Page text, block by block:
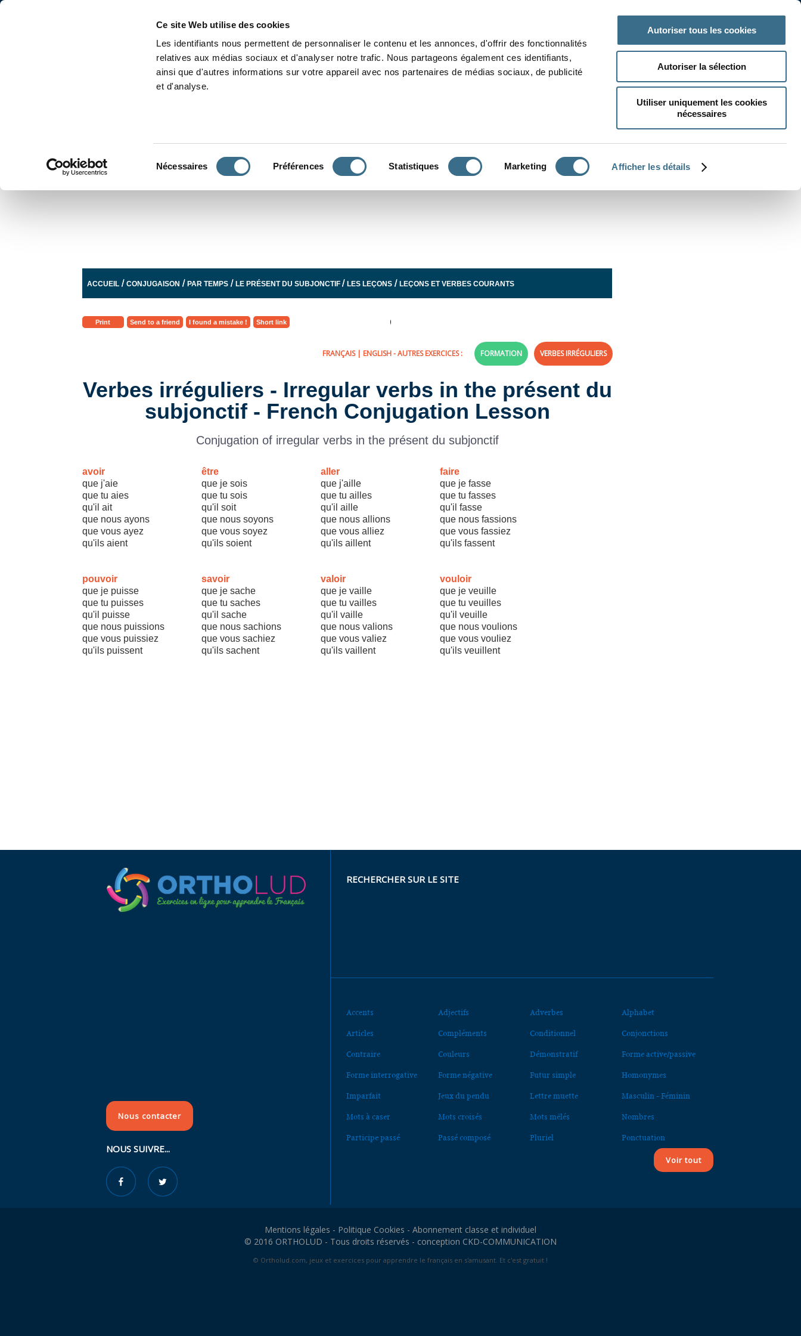
Ce site Web utilise des cookies
Les identifiants nous permettent de personnaliser le contenu et les annonces, d'offrir des fonctionnalités
relatives aux médias sociaux et d'analyser notre trafic. Nous partageons également ces identifiants,
ainsi que d'autres informations sur votre appareil avec nos partenaires de médias sociaux, de publicité
et d'analyse.
Nécessaires Préférences Statistiques Marketing Afficher les détails
Autoriser tous les cookies
Autoriser la sélection
Utiliser uniquement les cookies
nécessaires
ACCUEIL /CONJUGAISON /PAR TEMPS /LE PRÉSENT DU SUBJONCTIF/LES LEÇONS /LEÇONS ET VERBES COURANTS
Print Send to a friend I found a mistake ! Short link
FRANÇAIS| ENGLISH- AUTRES EXERCICES : FORMATION VERBES IRRÉGULIERS
Verbes irréguliers - Irregular verbs in the présent du
subjonctif - French Conjugation Lesson
Conjugation of irregular verbs in the présent du subjonctif
avoir
que j'aie
que tu aies
qu'il ait
que nous ayons
que vous ayez
qu'ils aient
être
que je sois
que tu sois
qu'il soit
que nous soyons
que vous soyez
qu'ils soient
aller
que j'aille
que tu ailles
qu'il aille
que nous allions
que vous alliez
qu'ils aillent
faire
que je fasse
que tu fasses
qu'il fasse
que nous fassions
que vous fassiez
qu'ils fassent
pouvoir
que je puisse
que tu puisses
qu'il puisse
que nous puissions
que vous puissiez
qu'ils puissent
savoir
que je sache
que tu saches
qu'il sache
que nous sachions
que vous sachiez
qu'ils sachent
valoir
que je vaille
que tu vailles
qu'il vaille
que nous valions
que vous valiez
qu'ils vaillent
vouloir
que je veuille
que tu veuilles
qu'il veuille
que nous voulions
que vous vouliez
qu'ils veuillent
Nous contacter
NOUS SUIVRE...
RECHERCHER SUR LE SITE
Accents Adjectifs Adverbes Alphabet
Articles Compléments Conditionnel Conjonctions
Contraire Couleurs Démonstratif Forme active/passive
Forme interrogative Forme négative Futur simple Homonymes
Imparfait Jeux du pendu Lettre muette Masculin - Féminin
Mots à caser Mots croisés Mots mêlés Nombres
Participe passé Passé composé Pluriel Ponctuation
Voir tout
Mentions légales - Politique Cookies - Abonnement classe et individuel
© 2016 ORTHOLUD - Tous droits réservés - conception CKD-COMMUNICATION
© Ortholud.com, jeux et exercices pour apprendre le français en s'amusant. Et c'est gratuit !